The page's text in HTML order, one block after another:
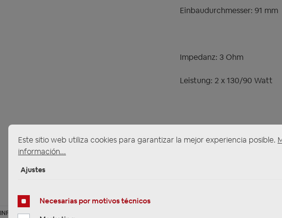
Einbaudurchmesser: 91 mm
Impedanz: 3 Ohm
Leistung: 2 x 130/90 Watt
INFORMACIÓN SOBRE LA SEGURIDAD DEL PRODUCTO
Este sitio web utiliza cookies para garantizar la mejor experiencia posible.
información...
Ajustes
Necesarias por motivos técnicos